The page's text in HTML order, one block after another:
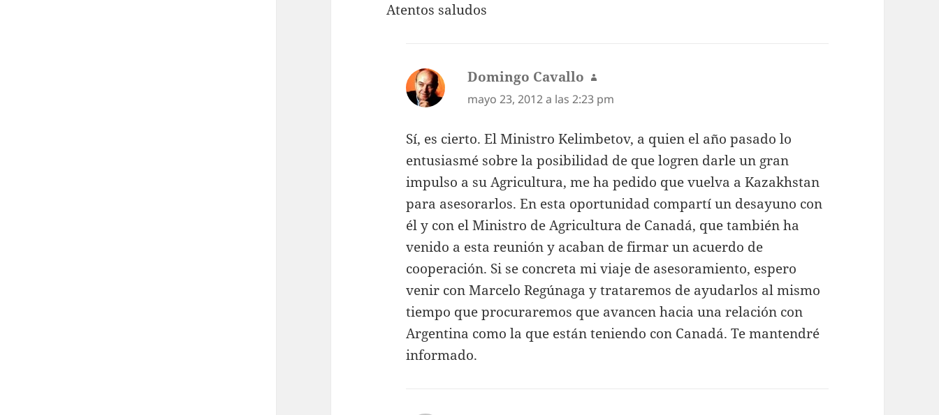
Atentos saludos
Domingo Cavallo dice:
mayo 23, 2012 a las 2:23 pm
Sí, es cierto. El Ministro Kelimbetov, a quien el año pasado lo
entusiasmé sobre la posibilidad de que logren darle un gran
impulso a su Agricultura, me ha pedido que vuelva a Kazakhstan
para asesorarlos. En esta oportunidad compartí un desayuno con
él y con el Ministro de Agricultura de Canadá, que también ha
venido a esta reunión y acaban de firmar un acuerdo de
cooperación. Si se concreta mi viaje de asesoramiento, espero
venir con Marcelo Regúnaga y trataremos de ayudarlos al mismo
tiempo que procuraremos que avancen hacia una relación con
Argentina como la que están teniendo con Canadá. Te mantendré
informado.